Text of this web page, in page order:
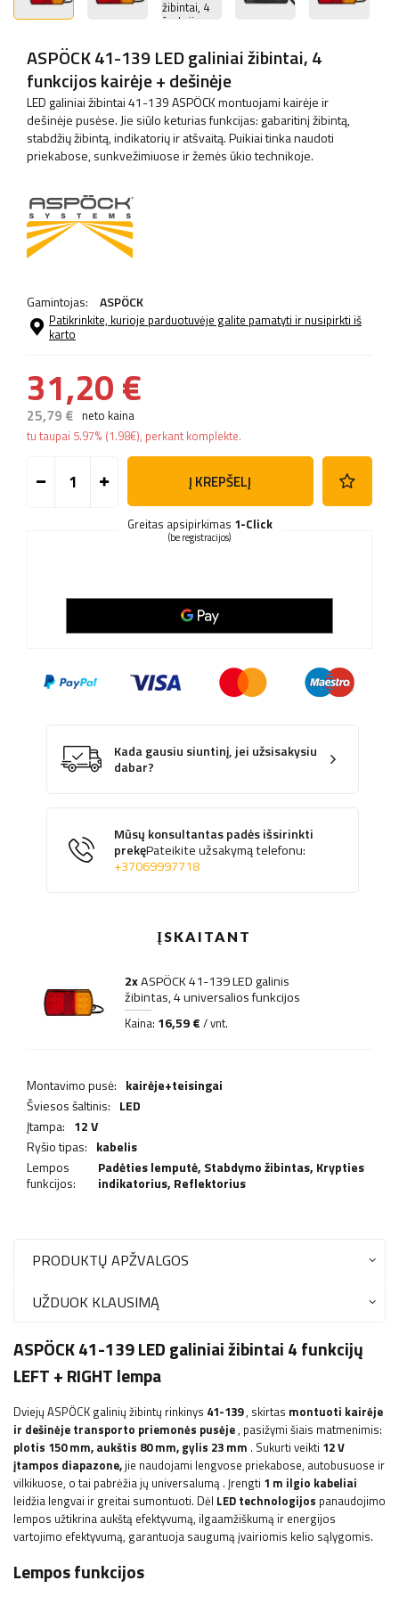
ASPÖCK 41-139 LED galiniai žibintai, 4
funkcijos kairėje + dešinėje
LED galiniai žibintai 41-139 ASPÖCK montuojami kairėje ir
dešinėje pusėse. Jie siūlo keturias funkcijas: gabaritinį žibintą,
stabdžių žibintą, indikatorių ir atšvaitą. Puikiai tinka naudoti
priekabose, sunkvežimiuose ir žemės ūkio technikoje.
Gamintojas: ASPÖCK
Patikrinkite, kurioje parduotuvėje galite pamatyti ir nusipirkti iš
karto
31,20 €
25,79 € neto kaina
tu taupai 5.97% (1.98€), perkant komplekte.
Į KREPŠELĮ
Greitas apsipirkimas 1-Click
(be registracijos)
Kada gausiu siuntinį, jei užsisakysiu
dabar?
Mūsų konsultantas padės išsirinkti
prekęPateikite užsakymą telefonu:
+37069997718
ĮSKAITANT
2xASPÖCK 41-139 LED galinis
žibintas, 4 universalios funkcijos
Kaina: 16,59 € / vnt.
Montavimo pusė: kairėje+teisingai
Šviesos šaltinis: LED
Įtampa: 12 V
Ryšio tipas: kabelis
Lempos
funkcijos:
Padėties lemputė, Stabdymo žibintas, Krypties
indikatorius, Reflektorius
PRODUKTŲ APŽVALGOS
UŽDUOK KLAUSIMĄ
ASPÖCK 41-139 LED galiniai žibintai 4 funkcijų
LEFT + RIGHT lempa
Dviejų ASPÖCK galinių žibintų rinkinys 41-139, skirtas montuoti kairėje
ir dešinėje transporto priemonės pusėje, pasižymi šiais matmenimis:
plotis 150 mm, aukštis 80 mm, gylis 23 mm . Sukurti veikti 12 V
įtampos diapazone,jie naudojami lengvose priekabose, autobusuose ir
vilkikuose, o tai pabrėžia jų universalumą . Įrengti 1 m ilgio kabeliai
leidžia lengvai ir greitai sumontuoti. Dėl LED technologijos panaudojimo
lempos užtikrina aukštą efektyvumą, ilgaamžiškumą ir energijos
vartojimo efektyvumą, garantuoja saugumą įvairiomis kelio sąlygomis.
Lempos funkcijos